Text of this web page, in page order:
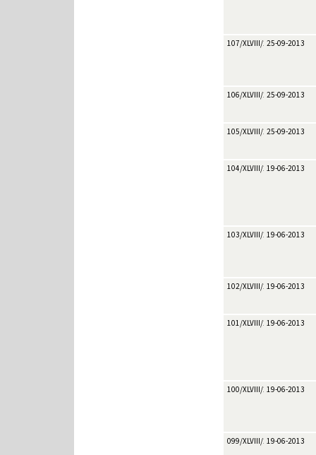
107/XLVIII/201325-09-2013
106/XLVIII/201325-09-2013
105/XLVIII/201325-09-2013
104/XLVIII/201319-06-2013
103/XLVIII/201319-06-2013
102/XLVIII/201319-06-2013
101/XLVIII/201319-06-2013
100/XLVIII/201319-06-2013
099/XLVIII/201319-06-2013